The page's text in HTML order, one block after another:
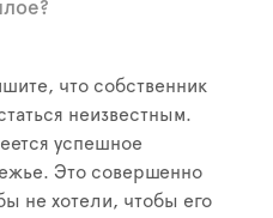
что собственник
неизвестным.
успешное
Это совершенно
не хотели, чтобы его